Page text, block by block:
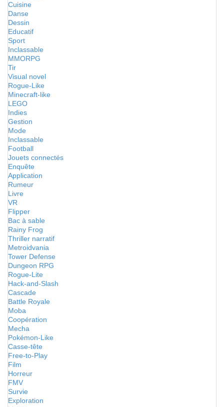
Cuisine
Danse
Dessin
Educatif
Sport
Inclassable
MMORPG
Tir
Visual novel
Rogue-Like
Minecraft-like
LEGO
Indies
Gestion
Mode
Inclassable
Football
Jouets connectés
Enquête
Application
Rumeur
Livre
VR
Flipper
Bac à sable
Rainy Frog
Thriller narratif
Metroidvania
Tower Defense
Dungeon RPG
Rogue-Lite
Hack-and-Slash
Cascade
Battle Royale
Moba
Coopération
Mecha
Pokémon-Like
Casse-tête
Free-to-Play
Film
Horreur
FMV
Survie
Exploration